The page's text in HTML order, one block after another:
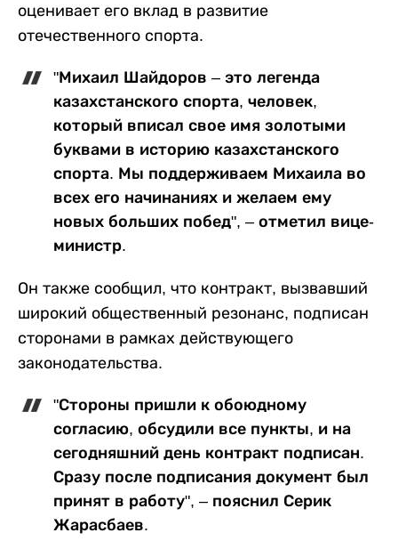
оценивает его вклад в развитие
отечественного спорта.
"Михаил Шайдоров – это легенда
казахстанского спорта, человек,
который вписал свое имя золотыми
буквами в историю казахстанского
спорта. Мы поддерживаем Михаила во
всех его начинаниях и желаем ему
новых больших побед", – отметил вице-
министр.
Он также сообщил, что контракт, вызвавший
широкий общественный резонанс, подписан
сторонами в рамках действующего
законодательства.
"Стороны пришли к обоюдному
согласию, обсудили все пункты, и на
сегодняшний день контракт подписан.
Сразу после подписания документ был
принят в работу", – пояснил Серик
Жарасбаев.